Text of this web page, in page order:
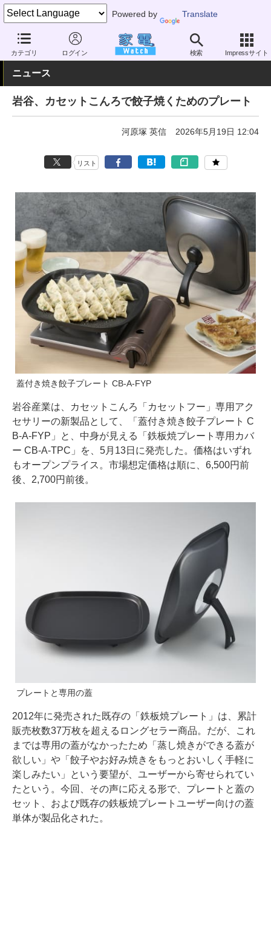
Powered by Translate
カテゴリ ログイン 検索 Impressサイト
家電 Watch 生活家電 キッチン家電 ガスコンロ
ニュース
岩谷、カセットこんろで餃子焼くためのプレート
河原塚 英信 2026年5月19日 12:04
リスト
蓋付き焼き餃子プレート CB-A-FYP
岩谷産業は、カセットこんろ「カセットフー」専用アク
セサリーの新製品として、「蓋付き焼き餃子プレート C
B-A-FYP」と、中身が見える「鉄板焼プレート専用カバ
ー CB-A-TPC」を、5月13日に発売した。価格はいずれ
もオープンプライス。市場想定価格は順に、6,500円前
後、2,700円前後。
プレートと専用の蓋
2012年に発売された既存の「鉄板焼プレート」は、累計
販売枚数37万枚を超えるロングセラー商品。だが、これ
までは専用の蓋がなかったため「蒸し焼きができる蓋が
欲しい」や「餃子やお好み焼きをもっとおいしく手軽に
楽しみたい」という要望が、ユーザーから寄せられてい
たという。今回、その声に応える形で、プレートと蓋の
セット、および既存の鉄板焼プレートユーザー向けの蓋
単体が製品化された。